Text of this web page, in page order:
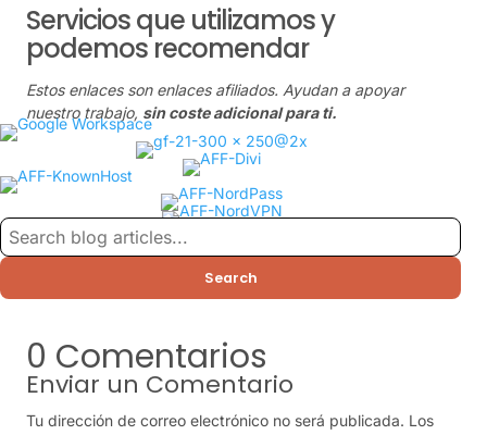
Servicios que utilizamos y
podemos recomendar
Estos enlaces son enlaces afiliados. Ayudan a apoyar
nuestro trabajo, sin coste adicional para ti.
Search
0 Comentarios
Enviar un Comentario
Tu dirección de correo electrónico no será publicada. Los